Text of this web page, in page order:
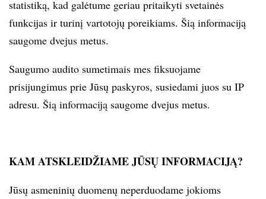
statistiką, kad galėtume geriau pritaikyti svetainės
funkcijas ir turinį vartotojų poreikiams. Šią informaciją
saugome dvejus metus.
Saugumo audito sumetimais mes fiksuojame
prisijungimus prie Jūsų paskyros, susiedami juos su IP
adresu. Šią informaciją saugome dvejus metus.
KAM ATSKLEIDŽIAME JŪSŲ INFORMACIJĄ?
Jūsų asmeninių duomenų neperduodame jokioms